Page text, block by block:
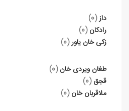
داز(0)
رادکان (0)
زکی خان یاور(0)
طغان ویردی خان (0)
قجق (0)
ملاقربان خان (0)